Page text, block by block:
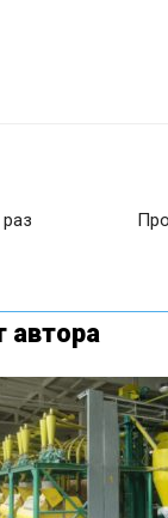
автора